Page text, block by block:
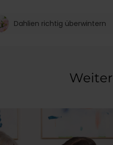
Dahlien richtig überwintern